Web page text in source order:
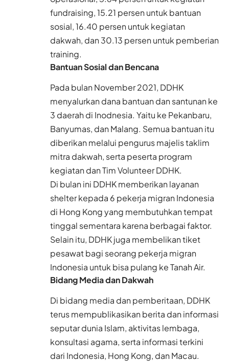
fundraising, 15.21 persen untuk bantuan
sosial, 16.40 persen untuk kegiatan
dakwah, dan 30.13 persen untuk pemberian
training.
Bantuan Sosial dan Bencana
Pada bulan November 2021, DDHK
menyalurkan dana bantuan dan santunan ke
3 daerah di Inodnesia. Yaitu ke Pekanbaru,
Banyumas, dan Malang. Semua bantuan itu
diberikan melalui pengurus majelis taklim
mitra dakwah, serta peserta program
kegiatan dan Tim Volunteer DDHK.
Di bulan ini DDHK memberikan layanan
shelter kepada 6 pekerja migran Indonesia
di Hong Kong yang membutuhkan tempat
tinggal sementara karena berbagai faktor.
Selain itu, DDHK juga membelikan tiket
pesawat bagi seorang pekerja migran
Indonesia untuk bisa pulang ke Tanah Air.
Bidang Media dan Dakwah
Di bidang media dan pemberitaan, DDHK
terus mempublikasikan berita dan informasi
seputar dunia Islam, aktivitas lembaga,
konsultasi agama, serta informasi terkini
dari Indonesia, Hong Kong, dan Macau.